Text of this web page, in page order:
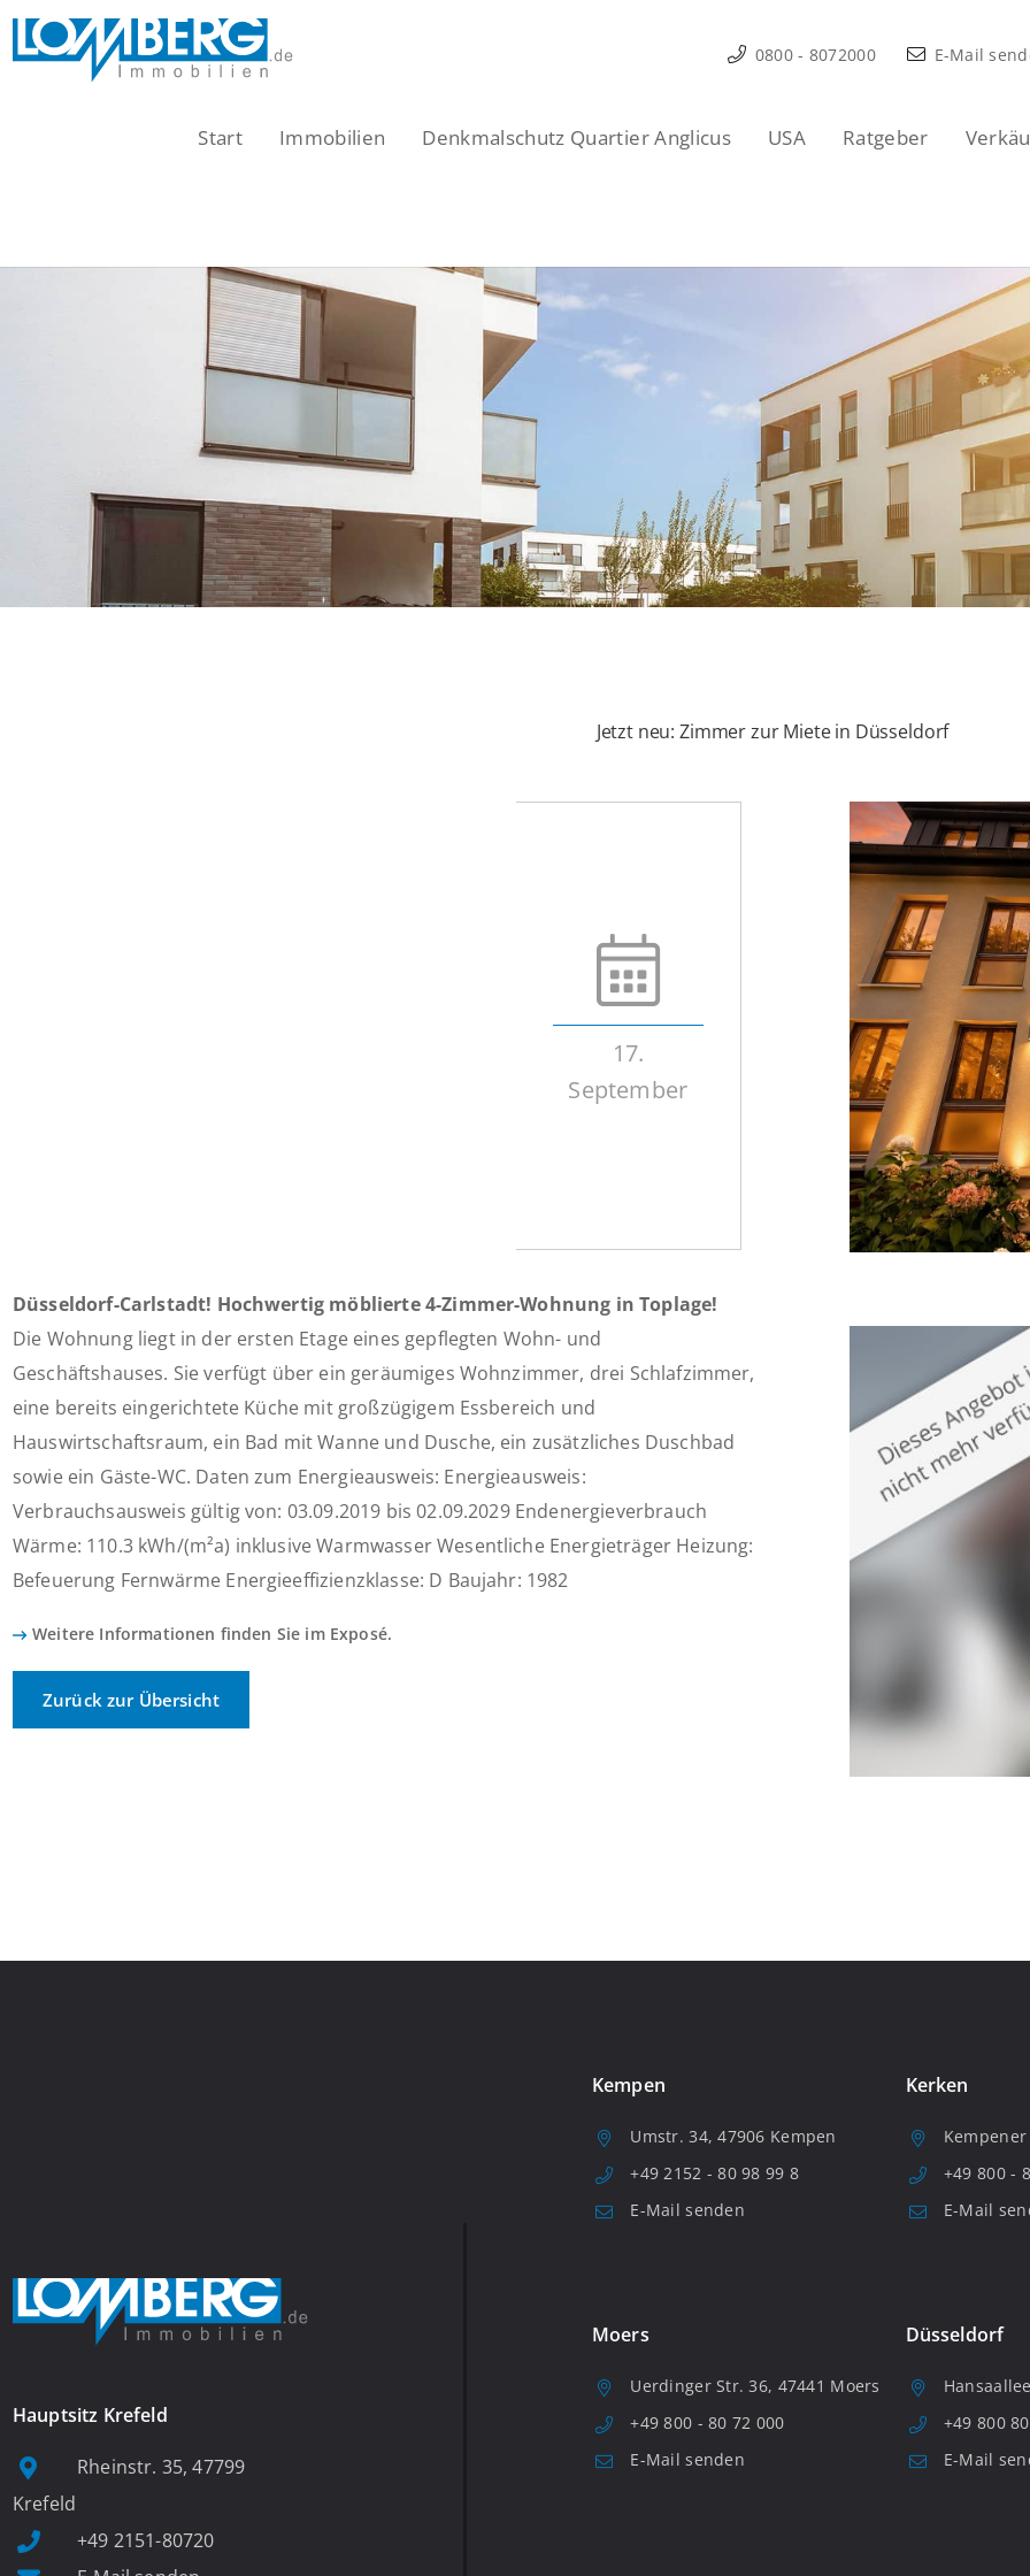
Zum
Inhalt
0800 - 8072000 E-Mail
Start Immobilien Denkmalschutz Quartier Anglicus USA Ratgeber
Jetzt neu: Zimmer zur Miete in Düsseldorf
17.
September
Düsseldorf-Carlstadt! Hochwertig möblierte 4-Zimmer-Wohnung in Toplage!
Die Wohnung liegt in der ersten Etage eines gepflegten Wohn- und
Geschäftshauses. Sie verfügt über ein geräumiges Wohnzimmer, drei Schlafzimmer,
eine bereits eingerichtete Küche mit großzügigem Essbereich und
Hauswirtschaftsraum, ein Bad mit Wanne und Dusche, ein zusätzliches Duschbad
sowie ein Gäste-WC. Daten zum Energieausweis: Energieausweis:
Verbrauchsausweis gültig von: 03.09.2019 bis 02.09.2029 Endenergieverbrauch
Wärme: 110.3 kWh/(m²a) inklusive Warmwasser Wesentliche Energieträger Heizung:
Befeuerung Fernwärme Energieeffizienzklasse: D Baujahr: 1982
Weitere Informationen finden Sie im Exposé.
Zurück zur Übersicht
Hauptsitz Krefeld
Rheinstr. 35, 47799
Krefeld
+49 2151-80720
Kempen
Umstr. 34, 47906 Kempen
+49 2152 - 80 98 99 8
E-Mail senden
Kerken
+49 800 -
E-Mail
Moers
Uerdinger Str. 36, 47441 Moers
+49 800 - 80 72 000
E-Mail senden
Düsseldorf
+49 800
E-Mail